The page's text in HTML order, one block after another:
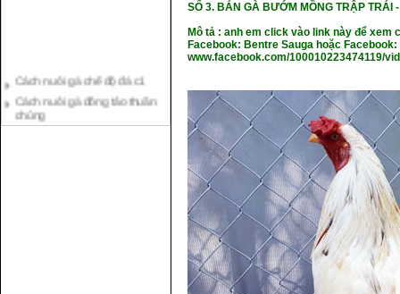
Cách nuôi gà đông tảo thuần
chủng
Kỹ thuật nuôi gà con mới nở
SỐ 3. BÁN GÀ BƯỚM MỒNG TRẬP TRÁI
Mô tả : anh em click vào link này để
Facebook: Bentre Sauga hoặc Facebook:
www.facebook.com/100010223474119/